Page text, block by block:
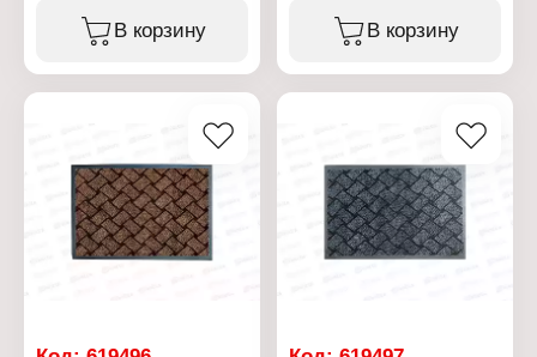
В корзину В корзину